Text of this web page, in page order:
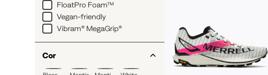
FloatPro Foam™
Vegan-friendly
Vibram® MegaGrip®
Cor